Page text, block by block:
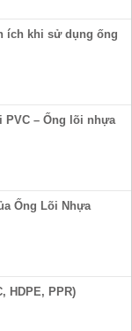
ích khi sử dụng ống
PVC – Ống lõi nhựa
Ống Lõi Nhựa
HDPE, PPR)